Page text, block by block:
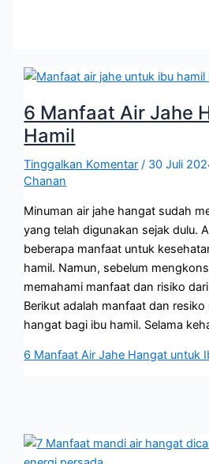
6 Manfaat Air Jahe
Hamil
Tinggalkan Komentar / 30 Juli
Chanan
Minuman air jahe hangat sudah
yang telah digunakan sejak dulu.
beberapa manfaat untuk
hamil. Namun, sebelum
memahami manfaat dan risiko
Berikut adalah manfaat dan
hangat bagi ibu hamil. Selama
6 Manfaat Air Jahe Hangat untuk